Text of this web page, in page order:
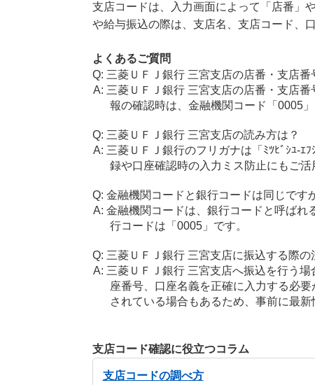
支店コードは、入力画面によって「店番」
や給与振込の際は、支店名、支店コード、
よくあるご質問
三菱ＵＦＪ銀行 三宮支店の店番・支店番
三菱ＵＦＪ銀行 三宮支店の店番・支店
報の確認時は、金融機関コード「0005
三菱ＵＦＪ銀行 三宮支店の読み方は？
三菱ＵＦＪ銀行のフリガナは「ﾐﾂﾋﾞｼﾕ-ｴ
録や口座確認時の入力ミス防止にもご活
金融機関コードと銀行コードは同じです
金融機関コードは、銀行コードと呼ばれ
行コードは「0005」です。
三菱ＵＦＪ銀行 三宮支店に振込する際の
三菱ＵＦＪ銀行 三宮支店へ振込を行う
座番号、口座名義を正確に入力する必
されている場合もあるため、事前に最新
支店コード確認に役立つコラム
支店コードの調べ方